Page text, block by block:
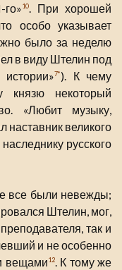
10. При хорошей
особо указывает
было за неделю
в виду Штелин под
7*). К чему
князю некоторый
«Любит музыку,
наставник великого
русского
все были невежды;
Штелин, мог,
так и
и не особенно
вещами12. К тому же